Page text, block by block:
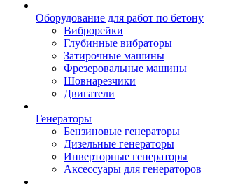
Оборудование для работ по бетону
Виброрейки
Глубинные вибраторы
Затирочные машины
Фрезеровальные машины
Шовнарезчики
Двигатели
Генераторы
Бензиновые генераторы
Дизельные генераторы
Инверторные генераторы
Аксессуары для генераторов